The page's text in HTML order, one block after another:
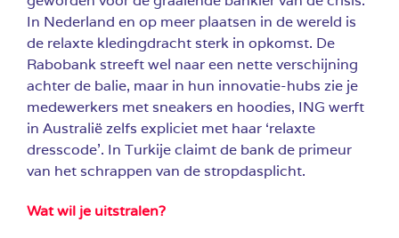
In Nederland en op meer plaatsen in de wereld is
de relaxte kledingdracht sterk in opkomst. De
Rabobank streeft wel naar een nette verschijning
achter de balie, maar in hun innovatie-hubs zie je
medewerkers met sneakers en hoodies, ING werft
in Australië zelfs expliciet met haar ‘relaxte
dresscode’. In Turkije claimt de bank de primeur
van het schrappen van de stropdasplicht.
Wat wil je uitstralen?